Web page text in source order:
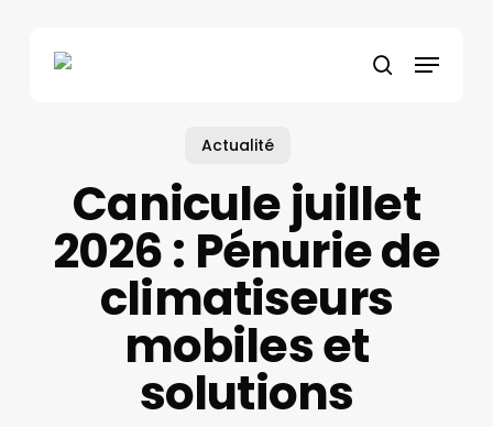
search
Menu
Actualité
Canicule juillet
2026 : Pénurie de
climatiseurs
mobiles et
solutions